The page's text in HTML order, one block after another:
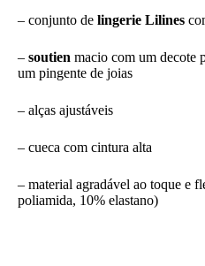
– conjunto de lingerie Lilines
– soutien macio com um decote
um pingente de joias
– alças ajustáveis
– cueca com cintura alta
– material agradável ao toque e
poliamida, 10% elastano)